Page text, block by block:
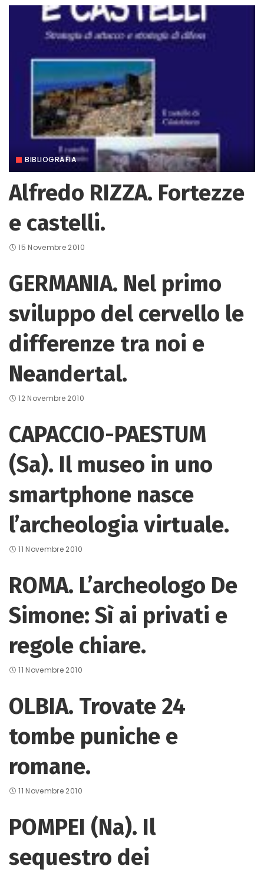
BIBLIOGRAFIA
Alfredo RIZZA. Fortezze
e castelli.
15 Novembre 2010
GERMANIA. Nel primo
sviluppo del cervello le
differenze tra noi e
Neandertal.
12 Novembre 2010
CAPACCIO-PAESTUM
(Sa). Il museo in uno
smartphone nasce
l’archeologia virtuale.
11 Novembre 2010
ROMA. L’archeologo De
Simone: Sì ai privati e
regole chiare.
11 Novembre 2010
OLBIA. Trovate 24
tombe puniche e
romane.
11 Novembre 2010
POMPEI (Na). Il
sequestro dei